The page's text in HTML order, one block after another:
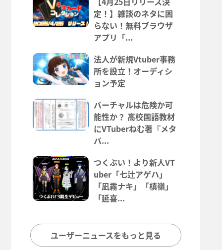
定！】雑談のネタに困
らない！無料ブラウザ
アプリ「...
法人が新規Vtuber事務
所を設立！オーディシ
ョン予定
バーチャルは危険か可
能性か？ 高校国語教材
にVTuberねむ著『メタ
バ...
つくぶい！より新人VT
uber「七辻アゲハ」
「凪霧ナキ」「槙嶺」
「延喜...
ユーザーニュースをもっと見る